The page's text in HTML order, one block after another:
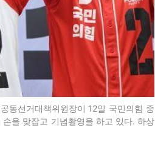
동선거대책위원장이 12일 국민의힘 중
을 맞잡고 기념촬영을 하고 있다. 하상